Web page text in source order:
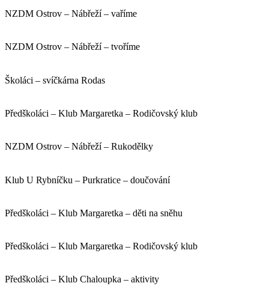
NZDM Ostrov – Nábřeží – vaříme
NZDM Ostrov – Nábřeží – tvoříme
Školáci – svíčkárna Rodas
Předškoláci – Klub Margaretka – Rodičovský klub
NZDM Ostrov – Nábřeží – Rukodělky
Klub U Rybníčku – Purkratice – doučování
Předškoláci – Klub Margaretka – děti na sněhu
Předškoláci – Klub Margaretka – Rodičovský klub
Předškoláci – Klub Chaloupka – aktivity